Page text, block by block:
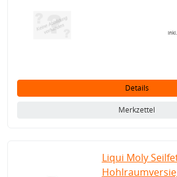
Details
Merkzettel
Liqui Moly